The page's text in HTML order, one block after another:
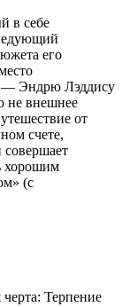
в себе
его
— Эндрю Лэддису
не внешнее
от
счете,
хорошим
(с
Терпение